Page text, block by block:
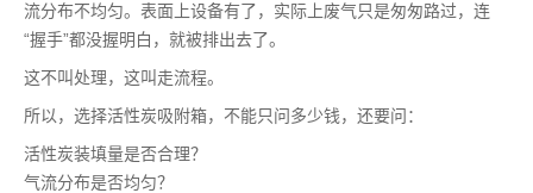
流分布不均匀。表面上设备有了，实际上废气只是匆匆路过，连
“握手”都没握明白，就被排出去了。
这不叫处理，这叫走流程。
所以，选择活性炭吸附箱，不能只问多少钱，还要问：
活性炭装填量是否合理？
气流分布是否均匀？